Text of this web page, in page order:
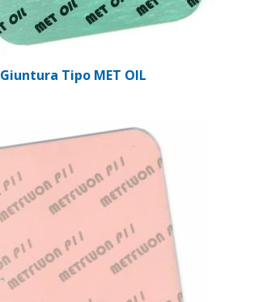
Giuntura Tipo MET OIL